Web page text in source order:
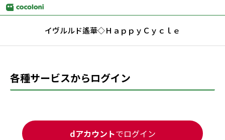
イヴルルド遙華◇ＨａｐｐｙＣｙｃｌｅ
各種サービスからログイン
dアカウントでログイン